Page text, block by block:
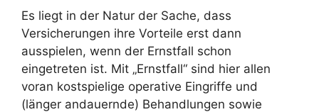
Es liegt in der Natur der Sache, dass
Versicherungen ihre Vorteile erst dann
ausspielen, wenn der Ernstfall schon
eingetreten ist. Mit „Ernstfall“ sind hier allen
voran kostspielige operative Eingriffe und
(länger andauernde) Behandlungen sowie